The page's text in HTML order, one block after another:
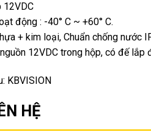
12VDC
động : -40° C ~ +60° C.
+ kim loại, Chuẩn chống nước
12VDC trong hộp, có đế lắp
KBVISION
HỆ